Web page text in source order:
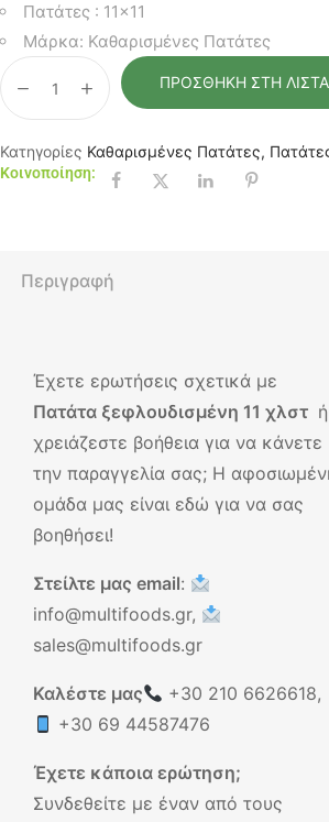
Πατάτες : 11×11
Μάρκα: Καθαρισμένες Πατάτες
ΠΡΟΣΘΉΚΗ ΣΤΗ
Κατηγορίες Καθαρισμένες Πατάτες,
Κοινοποίηση:
Περιγραφή
Έχετε ερωτήσεις σχετικά με
Πατάτα ξεφλουδισμένη 11 χλστ ή
χρειάζεστε βοήθεια για να κάνετε
την παραγγελία σας; Η
ομάδα μας είναι εδώ για να σας
βοηθήσει!
Στείλτε μας email:
info@multifoods.gr,
sales@multifoods.gr
Καλέστε μας +30 210 6626618,
+30 69 44587476
Έχετε κάποια ερώτηση;
Συνδεθείτε με έναν από τους